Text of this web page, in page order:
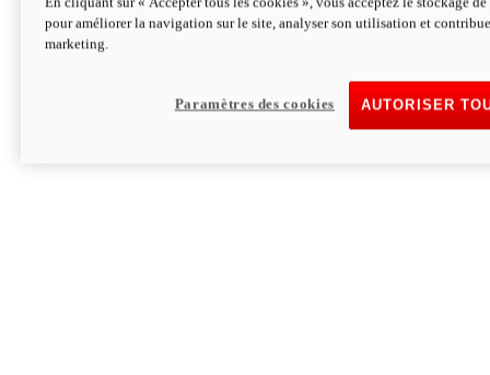
Hypermotard V2 SP 100
Découvrez-le
pour améliorer la navigation sur le site, analyser son utilisation et
marketing.
AUTORISER
Paramètres des cookies